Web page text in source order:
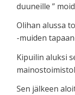
duuneille ”
Olihan alussa
-muiden
Kipuilin aluksi
Sen jälkeen